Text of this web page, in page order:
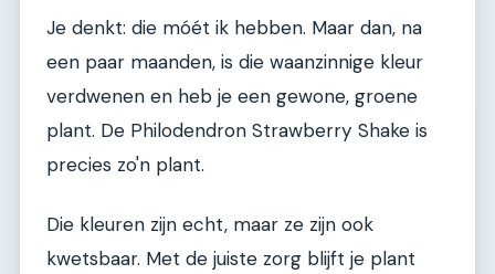
Je denkt: die móét ik hebben. Maar dan, na
een paar maanden, is die waanzinnige kleur
verdwenen en heb je een gewone, groene
plant. De Philodendron Strawberry Shake is
precies zo'n plant.
Die kleuren zijn echt, maar ze zijn ook
kwetsbaar. Met de juiste zorg blijft je plant